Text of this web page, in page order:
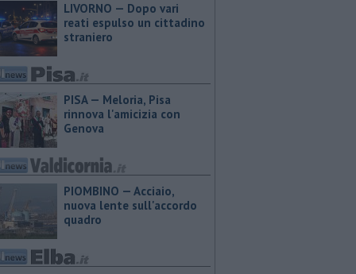
LIVORNO — Dopo vari
reati espulso un cittadino
straniero
PISA — Meloria, Pisa
rinnova l'amicizia con
Genova
PIOMBINO — Acciaio,
nuova lente sull'accordo
quadro